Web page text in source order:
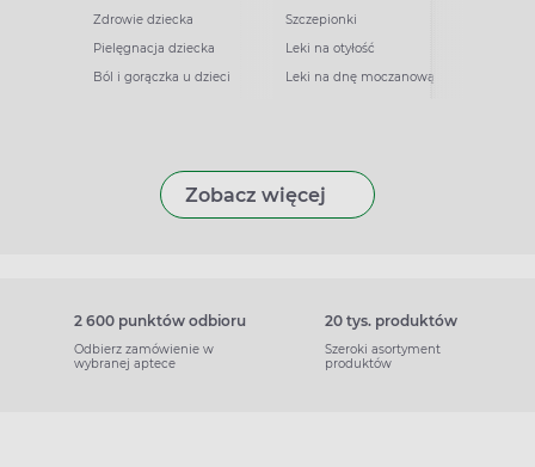
Zdrowie dziecka
Pielęgnacja dziecka
Ból i gorączka u dzieci
Szczepionki
Leki na otyłość
Leki na dnę moczanową
Zobacz więcej
2 600 punktów odbioru
Odbierz zamówienie w
wybranej aptece
20 tys. produktów
Szeroki asortyment
produktów